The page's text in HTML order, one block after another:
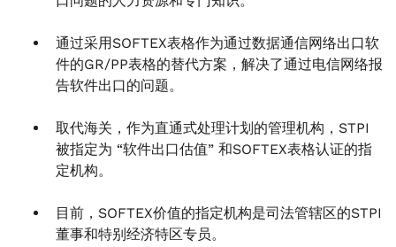
通过采用SOFTEX表格作为通过数据通信网络出口软
件的GR/PP表格的替代方案，解决了通过电信网络报
告软件出口的问题。
取代海关，作为直通式处理计划的管理机构，STPI
被指定为 “软件出口估值” 和SOFTEX表格认证的指
定机构。
目前，SOFTEX价值的指定机构是司法管辖区的STPI
董事和特别经济特区专员。